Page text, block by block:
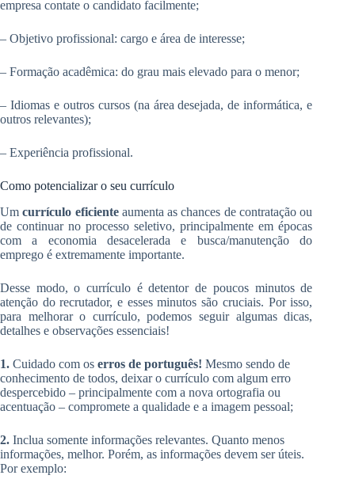
empresa contate o candidato facilmente;
– Objetivo profissional: cargo e área de interesse;
– Formação acadêmica: do grau mais elevado para o menor;
– Idiomas e outros cursos (na área desejada, de informática, e
outros relevantes);
– Experiência profissional.
Como potencializar o seu currículo
Umcurrículo eficienteaumenta as chances de contratação ou
de continuar no processo seletivo, principalmente em épocas
com a economia desacelerada e busca/manutenção do
emprego é extremamente importante.
Desse modo, o currículo é detentor de poucos minutos de
atenção do recrutador, e esses minutos são cruciais. Por isso,
para melhorar o currículo, podemos seguir algumas dicas,
detalhes e observações essenciais!
1. Cuidado com os erros de português! Mesmo sendo de
conhecimento de todos, deixar o currículo com algum erro
despercebido – principalmente com a nova ortografia ou
acentuação – compromete a qualidade e a imagem pessoal;
2. Inclua somente informações relevantes. Quanto menos
informações, melhor. Porém, as informações devem ser úteis.
Por exemplo: